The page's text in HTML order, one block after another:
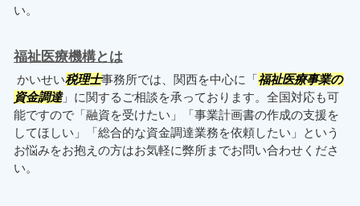
い。
福祉医療機構とは
かいせい税理士事務所では、関西を中心に「福祉医療事業の
資金調達」に関するご相談を承っております。全国対応も可
能ですので「融資を受けたい」「事業計画書の作成の支援を
してほしい」「総合的な資金調達業務を依頼したい」という
お悩みをお抱えの方はお気軽に弊所までお問い合わせくださ
い。